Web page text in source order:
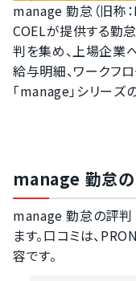
manage 勤怠（旧称
COELが提供する勤
判を集め、上場企業
給与明細、ワークフ
「manage」シリー
ます。そんな
な勤務体系にも柔軟
入事例でも、勤務体
余儀なくされていた
ターンをシステム化
ー、客先常駐のある
manage 勤怠の
manage 勤怠の評判
ます。口コミは、
容です。